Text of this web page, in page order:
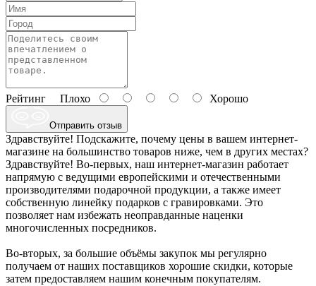
Рейтинг Плохо Хорошо
Отправить отзыв
Здравствуйте! Подскажите, почему цены в вашем интернет-
магазине на большинство товаров ниже, чем в других местах?
Здравствуйте! Во-первых, наш интернет-магазин работает
напрямую с ведущими европейскими и отечественными
производителями подарочной продукции, а также имеет
собственную линейку подарков с гравировками. Это
позволяет нам избежать неоправданные наценки
многочисленных посредников.
Во-вторых, за большие объёмы закупок мы регулярно
получаем от наших поставщиков хорошие скидки, которые
затем предоставляем нашим конечным покупателям.